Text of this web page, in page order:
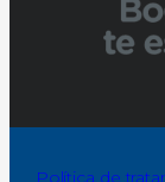
Política de